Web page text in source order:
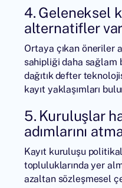
4. Geleneksel
alternatifler var
Ortaya çıkan öneriler
sahipliği daha
dağıtık defter
kayıt yaklaşımları
5. Kuruluşlar
adımlarını
Kayıt kuruluşu
topluluklarında yer
azaltan sözleşmesel